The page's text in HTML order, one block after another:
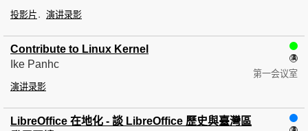
投影片 演讲录影
Contribute to Linux Kernel
第一会议室
Ike Panhc
演讲录影
LibreOffice 在地化 - 談 LibreOffice 歷史與臺灣區